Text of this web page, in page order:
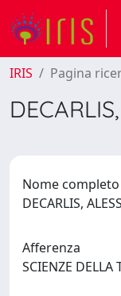
IRIS Pagina
Nome completo
DECARLIS,
Afferenza
SCIENZE DELLA